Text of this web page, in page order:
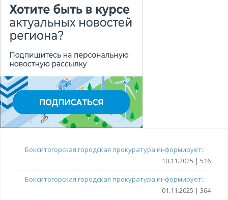
Бокситогорская городская прокуратура информирует:
10.11.2025 | 516
Бокситогорская городская прокуратура информирует:
01.11.2025 | 364